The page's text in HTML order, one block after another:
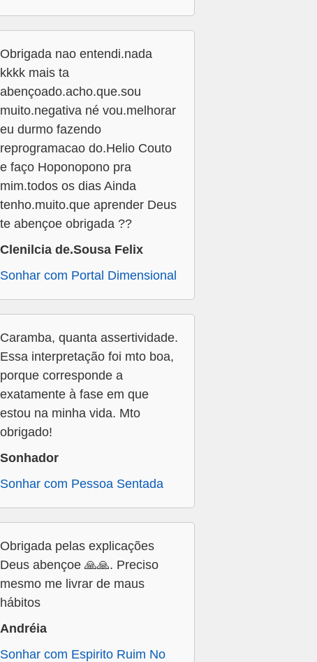
Obrigada nao entendi.nada
kkkk mais ta
abençoado.acho.que.sou
muito.negativa né vou.melhorar
eu durmo fazendo
reprogramacao do.Helio Couto
e faço Hoponopono pra
mim.todos os dias Ainda
tenho.muito.que aprender Deus
te abençoe obrigada ??
Clenilcia de.Sousa Felix
Sonhar com Portal Dimensional
Caramba, quanta assertividade.
Essa interpretação foi mto boa,
porque corresponde a
exatamente à fase em que
estou na minha vida. Mto
obrigado!
Sonhador
Sonhar com Pessoa Sentada
Obrigada pelas explicações
Deus abençoe 🙏🙏. Preciso
mesmo me livrar de maus
hábitos
Andréia
Sonhar com Espirito Ruim No